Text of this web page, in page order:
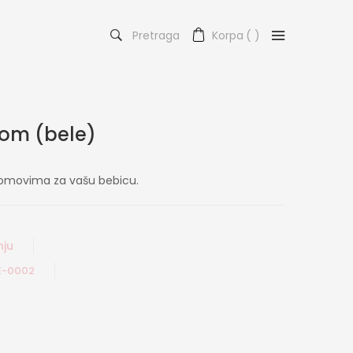
Korpa ( )
Pretraga
(bele)
za vašu bebicu.
0002